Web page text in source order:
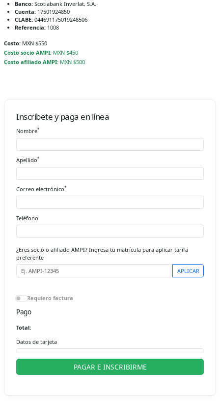
Banco: Scotiabank Inverlat, S.A.
Cuenta: 17501924850
CLABE: 044691175019248506
Referencia: 1008
Costo: MXN $550
Costo socio AMPI: MXN $450
Costo afiliado AMPI: MXN $500
Inscríbete y paga en línea
Nombre*
Apellido*
Correo electrónico*
Teléfono
¿Eres socio o afiliado AMPI? Ingresa tu matrícula para aplicar tarifa
preferente
APLICAR
Requiero factura
Pago
Total:
Datos de tarjeta
PAGAR E INSCRIBIRME